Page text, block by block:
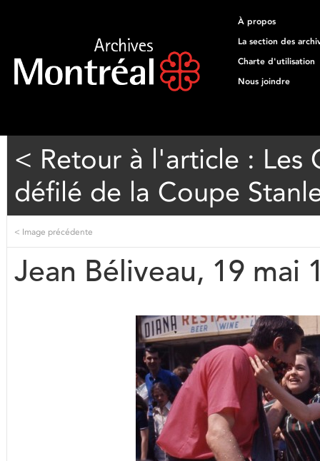
À propos
La section des
Charte d'utilisation
Nous joindre
< Retour à l'article : Les
défilé de la Coupe
< Image précédente
Jean Béliveau, 19 mai